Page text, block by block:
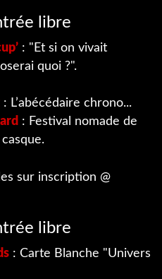
libre
: "Et si on vivait
quoi ?".
: L’abécédaire chrono...
: Festival nomade de
sur inscription @
libre
: Carte Blanche "Univers